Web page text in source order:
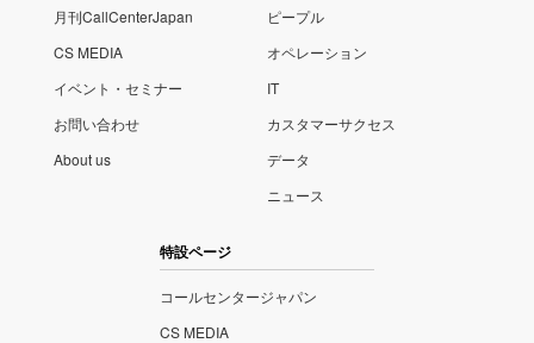
月刊CallCenterJapan
CS MEDIA
イベント・セミナー
お問い合わせ
About us
ピープル
オペレーション
IT
カスタマーサクセス
データ
ニュース
特設ページ
コールセンタージャパン
CS MEDIA